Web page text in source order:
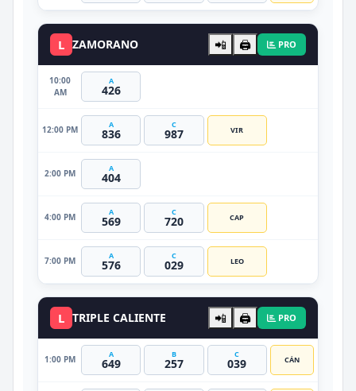
L ZAMORANO 📲 🖨️ PRO
10:00
AM
A
426
12:00 PM A
836
C
987 VIR
2:00 PM A
404
4:00 PM A
569
C
720 CAP
7:00 PM A
576
C
029 LEO
L TRIPLE CALIENTE 📲 🖨️ PRO
1:00 PM A
649
B
257
C
039 CÁN